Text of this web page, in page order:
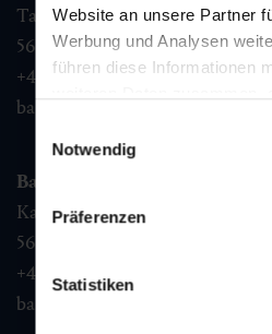
Website an unsere Partner
Werbung und Analysen
führen diese Informationen
Nutzung der Dienste
Notwendig
Präferenzen
Statistiken
Tauernplatz 1,
5630 Bad Hofgastein
+43 6432 3393 260
badhofgastein@gastein.com
Bad Gastein
Kaiser Franz Josefstr. 27,
5640
+43 6432 3393 560
badgastein@gastein.com